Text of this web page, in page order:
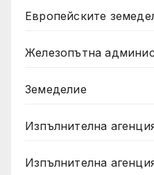
Европейските
Железопътна
Земеделие
Изпълнителна
Изпълнителна